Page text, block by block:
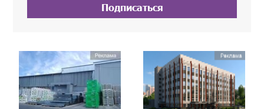
Подписаться